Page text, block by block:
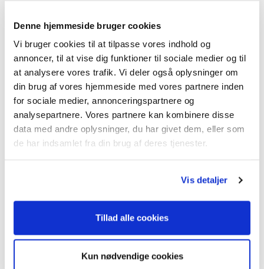
Denne hjemmeside bruger cookies
Vi bruger cookies til at tilpasse vores indhold og
annoncer, til at vise dig funktioner til sociale medier og til
at analysere vores trafik. Vi deler også oplysninger om
din brug af vores hjemmeside med vores partnere inden
for sociale medier, annonceringspartnere og
analysepartnere. Vores partnere kan kombinere disse
data med andre oplysninger, du har givet dem, eller som
de har indsamlet fra din brug af deres tjenester.
Vis detaljer
Tillad alle cookies
Kun nødvendige cookies
- Blind vinkel assistent
- Sports læderrat med multifunktion
- Paddle shift
- Ambiente belysning
- Xenon forlygter med kurvelys
- Varme i rat
- El indstillelig rat stamme
... Og meget mere
Der tages forbehold for tastefejl og ændringer.
Inklusiv i tilbuddet:
- Nummerplader